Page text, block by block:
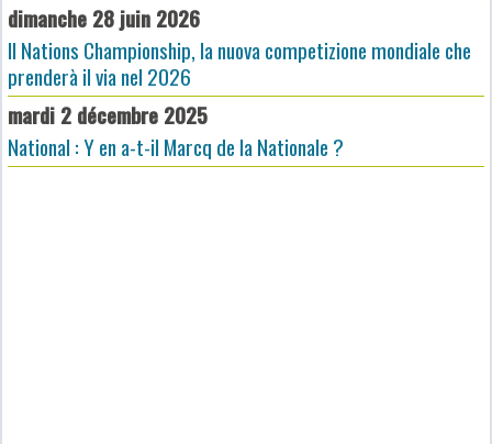
dimanche 28 juin 2026
Il Nations Championship, la nuova competizione mondiale che
prenderà il via nel 2026
mardi 2 décembre 2025
National : Y en a-t-il Marcq de la Nationale ?